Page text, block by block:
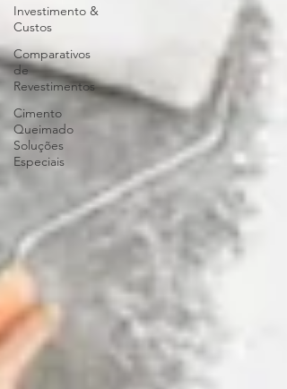
Investimento &
Custos
Comparativos
de
Revestimentos
Cimento
Queimado
Soluções
Especiais